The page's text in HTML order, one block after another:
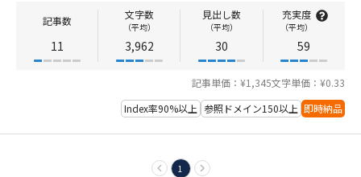
記事数
11
文字数
（平均）
3,962
見出し数
（平均）
30
充実度
（平均）
59
記事単価：¥1,345文字単価：¥0.33
Index率90%以上 参照ドメイン150以上 即時納品
1